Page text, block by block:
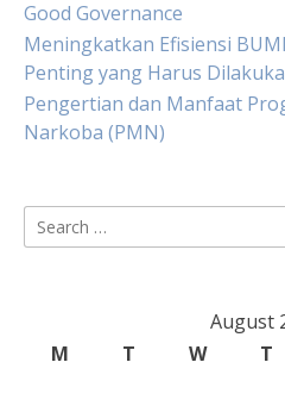
Good Governance
Meningkatkan Efisiensi
Penting yang Harus
Pengertian dan Manfaat
Narkoba (PMN)
Search
for:
August
M
T W T